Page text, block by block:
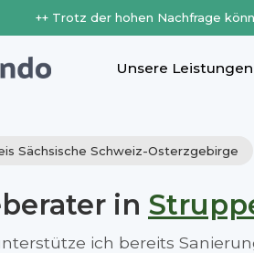
++ Trotz der hohen Nachfrage
Unsere Leistungen
Sächsische Schweiz-Osterzgebirge
in
ich bereits